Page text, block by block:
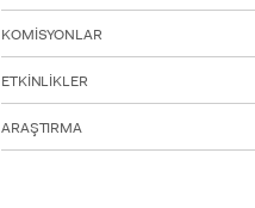
KOMİSYONLAR
ETKİNLİKLER
ARAŞTIRMA